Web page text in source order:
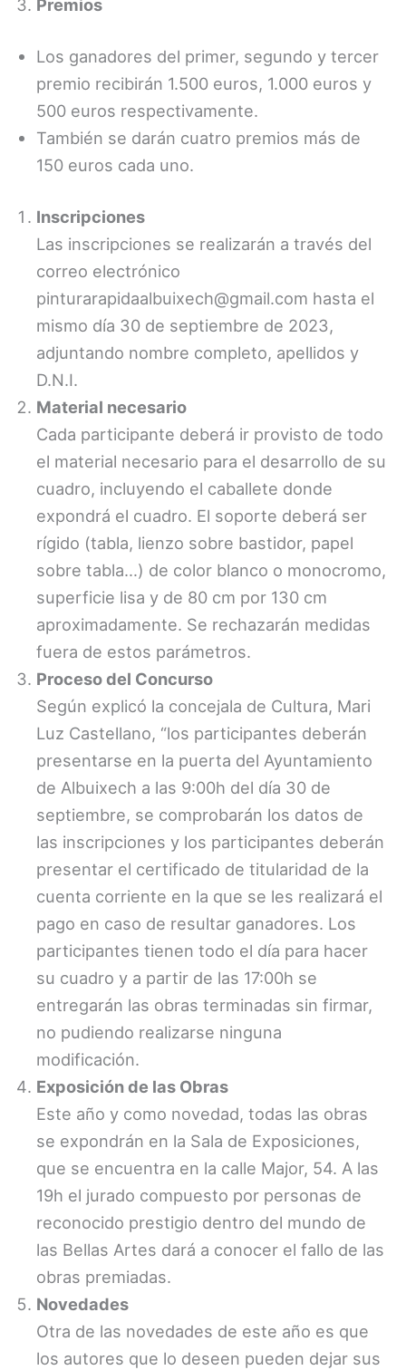
Premios
Los ganadores del primer, segundo y tercer
premio recibirán 1.500 euros, 1.000 euros y
500 euros respectivamente.
También se darán cuatro premios más de
150 euros cada uno.
Inscripciones
Las inscripciones se realizarán a través del
correo electrónico
pinturarapidaalbuixech@gmail.com hasta el
mismo día 30 de septiembre de 2023,
adjuntando nombre completo, apellidos y
D.N.I.
Material necesario
Cada participante deberá ir provisto de todo
el material necesario para el desarrollo de su
cuadro, incluyendo el caballete donde
expondrá el cuadro. El soporte deberá ser
rígido (tabla, lienzo sobre bastidor, papel
sobre tabla…) de color blanco o monocromo,
superficie lisa y de 80 cm por 130 cm
aproximadamente. Se rechazarán medidas
fuera de estos parámetros.
Proceso del Concurso
Según explicó la concejala de Cultura, Mari
Luz Castellano, “los participantes deberán
presentarse en la puerta del Ayuntamiento
de Albuixech a las 9:00h del día 30 de
septiembre, se comprobarán los datos de
las inscripciones y los participantes deberán
presentar el certificado de titularidad de la
cuenta corriente en la que se les realizará el
pago en caso de resultar ganadores. Los
participantes tienen todo el día para hacer
su cuadro y a partir de las 17:00h se
entregarán las obras terminadas sin firmar,
no pudiendo realizarse ninguna
modificación.
Exposición de las Obras
Este año y como novedad, todas las obras
se expondrán en la Sala de Exposiciones,
que se encuentra en la calle Major, 54. A las
19h el jurado compuesto por personas de
reconocido prestigio dentro del mundo de
las Bellas Artes dará a conocer el fallo de las
obras premiadas.
Novedades
Otra de las novedades de este año es que
los autores que lo deseen pueden dejar sus